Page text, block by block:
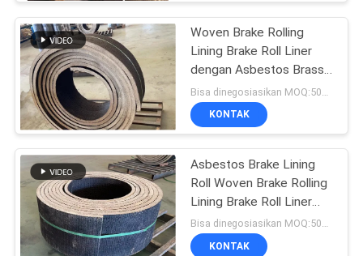
Woven Brake Rolling
Lining Brake Roll Liner
dengan Asbestos Brass
Brake Lining Roll
KONTAK
Asbestos Brake Lining
Roll Woven Brake Rolling
Lining Brake Roll Liner
dengan Kuningan
Bisa dinegosiasikan MOQ:500 kg
KONTAK